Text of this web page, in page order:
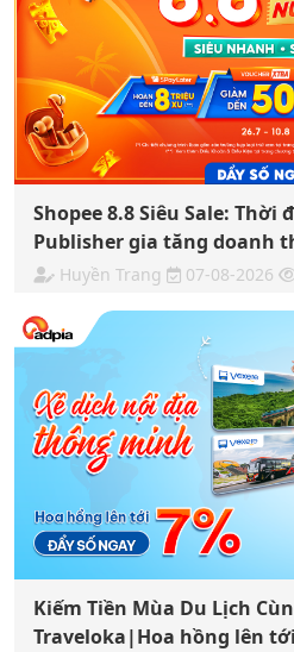
Shopee 8.8 Siêu Sale: Thời
Publisher gia tăng doanh
Huyền Trang 07-08-2026
Kiếm Tiền Mùa Du Lịch
Traveloka|Hoa hồng lên